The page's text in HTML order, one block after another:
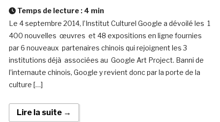
Temps de lecture : 4 min
Le 4 septembre 2014, l’Institut Culturel Google a dévoilé les 1
400 nouvelles œuvres et 48 expositions en ligne fournies
par 6 nouveaux partenaires chinois qui rejoignent les 3
institutions déjà associées au Google Art Project. Banni de
l’internaute chinois, Google y revient donc par la porte de la
culture […]
Lire la suite →